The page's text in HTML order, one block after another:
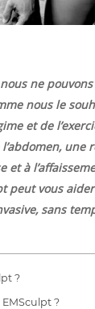
ne
nous le
et de
une
et à
peut vous
sans
?
?